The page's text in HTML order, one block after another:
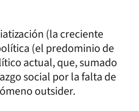
(la creciente
(el predominio de
actual, que, sumado
social por la falta de
outsider.